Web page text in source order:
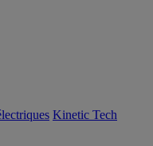
Kinetic Tech